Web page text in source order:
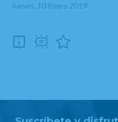
Jueves, 10 Enero 2019